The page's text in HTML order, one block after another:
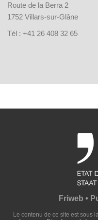
Route de la Berra 2
1752 Villars-sur-Glâne
Tél : +41 26 408 32 65